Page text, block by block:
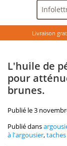
Livraison
L'huile de
pour
brunes.
Publié le3
Publié dans
à l'argousier,